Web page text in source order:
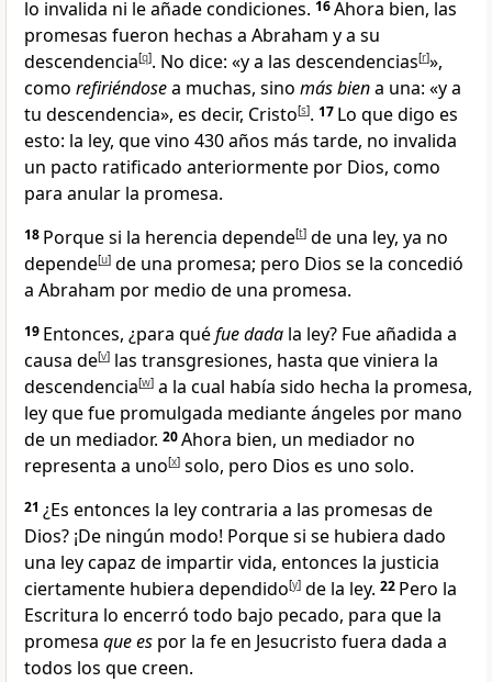
lo invalida ni le añade condiciones. 16Ahora bien, las
promesas fueron hechas a Abraham y a su
descendencia[q]. No dice: «y a las descendencias[r]»,
como refiriéndosea muchas, sino más biena una: «y a
tu descendencia», es decir, Cristo[s]. 17 Lo que digo es
esto: la ley, que vino 430 años más tarde, no invalida
un pacto ratificado anteriormente por Dios, como
para anular la promesa.
18 Porque si la herencia depende[t] de una ley, ya no
depende[u] de una promesa; pero Dios se la concedió
a Abraham por medio de una promesa.
19 Entonces, ¿para quéfue dada la ley? Fue añadida a
causa de[v] las transgresiones, hasta que viniera la
descendencia[w] a la cual había sido hecha la promesa,
ley que fue promulgada mediante ángeles por mano
de un mediador. 20Ahora bien, un mediador no
representa a uno[x] solo, pero Dios es uno solo.
21 ¿Es entonces la ley contraria a las promesas de
Dios? ¡De ningún modo! Porque si se hubiera dado
una ley capaz de impartir vida, entonces la justicia
ciertamente hubiera dependido[y] de la ley. 22 Pero la
Escritura lo encerró todo bajo pecado, para que la
promesa que es por la fe en Jesucristo fuera dada a
todos los que creen.